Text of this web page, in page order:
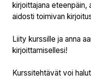
kirjoittajana eteenpäin,
aidosti toimivan
Liity kurssille ja anna
kirjoittamisellesi!
Kurssitehtävät voi